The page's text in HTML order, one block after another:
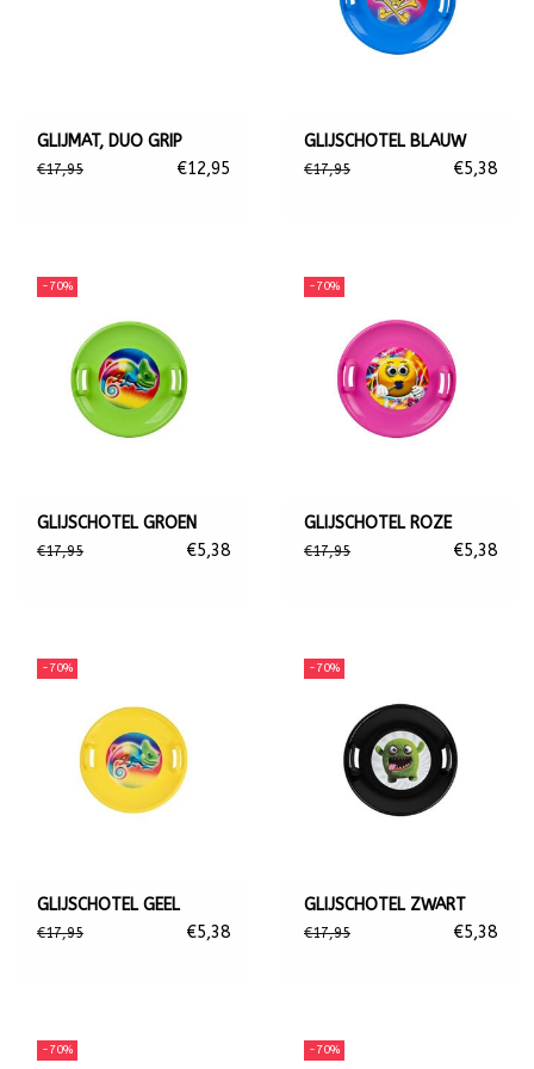
GLIJMAT, DUO GRIP
€17,95 €12,95
GLIJSCHOTEL BLAUW
€17,95 €5,38
-70%
GLIJSCHOTEL GROEN
€17,95 €5,38
-70%
GLIJSCHOTEL ROZE
€17,95 €5,38
-70%
GLIJSCHOTEL GEEL
€17,95 €5,38
-70%
GLIJSCHOTEL ZWART
€17,95 €5,38
-70% -70%